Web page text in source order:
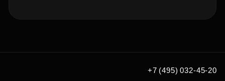
+7 (495) 032-45-20